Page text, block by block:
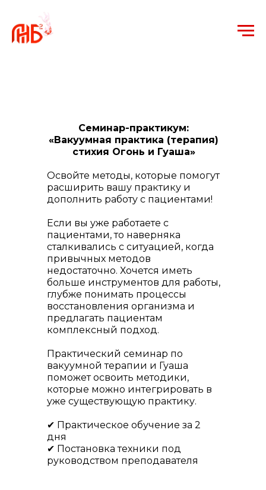
Семинар-практикум:
«Вакуумная практика (терапия)
стихия Огонь и Гуаша»
Освойте методы, которые помогут
расширить вашу практику и
дополнить работу с пациентами!
Если вы уже работаете с
пациентами, то наверняка
сталкивались с ситуацией, когда
привычных методов
недостаточно. Хочется иметь
больше инструментов для работы,
глубже понимать процессы
восстановления организма и
предлагать пациентам
комплексный подход.
Практический семинар по
вакуумной терапии и Гуаша
поможет освоить методики,
которые можно интегрировать в
уже существующую практику.
✔ Практическое обучение за 2
дня
✔ Постановка техники под
руководством преподавателя